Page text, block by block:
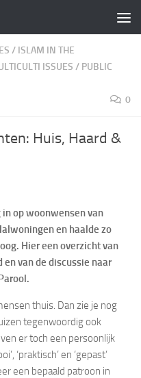
/ ISLAM IN THE
ISSUES / PUBLIC
0
Huis, Haard &
op woonwensen van
en haalde zo
Hier een overzicht van
van de discussie naar
thuis. Dan zie je nog
tegenwoordig ook
er toch een persoonlijk
‘praktisch’ en ‘gepast’
een bepaald patroon in